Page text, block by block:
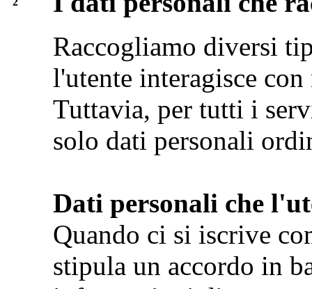
Raccogliamo diversi
l'utente interagisce
Tuttavia, per tutti i
solo dati personali
Dati personali che
Quando ci si iscrive
stipula un accordo in